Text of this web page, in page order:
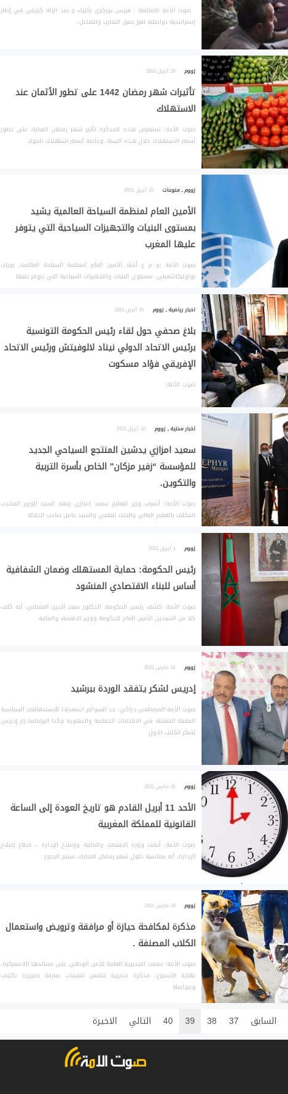
صوت الأمة /المتابعة : فريس بوزكري زكرياء و عبد الإله كبريتي في إطار
إستراتيجية تواصلية تعزز عمق التقارب والتفاعل،
زووم 16 أبريل 2021
تأثيرات شهر رمضان 1442 على تطور الأثمان عند
الاستهلاك
صوت الأمة: تستعرض هذه المذكرة تأثير شهر رمضان المبارك على تطور
أسعار الاستهلاك خلال هذه السنة، وخاصة أسعار استهلاك المواد
زووم,منوعات 15 أبريل 2021
الأمين العام لمنظمة السياحة العالمية يشيد
بمستوى البنيات والتجهيزات السياحية التي يتوفر
عليها المغرب
صوت الأمة :و م ع أشاد الأمين العام لمنظمة السياحة العالمية، زوراب
بولوليكاشفيلي، بمستوى البنيات والتجهيزات السياحية التي يتوفر عليها
اخبار رياضية,زووم 15 أبريل 2021
بلاغ صحفي حول لقاء رئيس الحكومة التونسية
برئيس الاتحاد الدولي نيناد لالوفيتش ورئيس الاتحاد
الإفريقي فؤاد مسكوت
صوت الأمة:
اخبار محلية,زووم 10 أبريل 2021
سعيد امزازي يدشين المنتجع السياحي الجديد
للمؤسسة “زفير مزكان” الخاص بأسرة التربية
والتكوين.
صوت الأمة: أشرف وزير التعليم سعيد امزازي رفقة السيد الوزير المنتدب
المكلف بالتعليم العالي والبحث العلمي والسيد عامل صاحب الجلالة
زووم 1 أبريل 2021
رئيس الحكومة: حماية المستهلك وضمان الشفافية
أساس للبناء الاقتصادي المنشود
صوت الأمة: كشف رئيس الحكومة، الدكتور سعد الدين العثماني، أنه كلف
كلا من السيدين الأمين العام للحكومة ووزير الاقتصاد والمالية
زووم 31 مارس 2021
إدريس لشكر يتفقد الوردة ببرشيد
صوت الأمة:المصطفى دراكي: حد السوالم استعدادا للاستحقاقات السياسية
المقبلة المتمثلة في الانتخابات الجماعية والجهوية وكذا البرلمانية،زار إدريس
لشكر الكاتب الاول
زووم 31 مارس 2021
الأحد 11 أبريل القادم هو تاريخ العودة إلى الساعة
القانونية للمملكة المغربية
صوت الأمة: أعلنت وزارة الاقتصاد والمالية وإصلاح الإدارة – قطاع إصلاح
الإدارة، أنه بمناسبة حلول شهر رمضان المبارك، سيتم الرجوع
زووم 29 مارس 2021
مذكرة لمكافحة حيازة أو مرافقة وترويض واستعمال
الكلاب المصنفة .
صوت الأمة: عممت المديرية العامة للأمن الوطني على مصالحها اللاممركزة،
نهاية الأسبوع، مذكرة مديرية تتضمن تعليمات صارمة بضرورة تكثيف
ومواصلة
السابق 37
38
39
40 التالي الاخيرة